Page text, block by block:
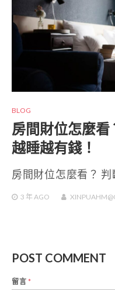
BLOG
房間財位怎麼看
越睡越有錢！
房間財位怎麼看？
3 年AGO
POST COMMENT
留言*